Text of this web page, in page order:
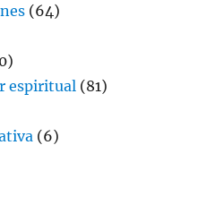
(64)
espiritual (81)
(6)